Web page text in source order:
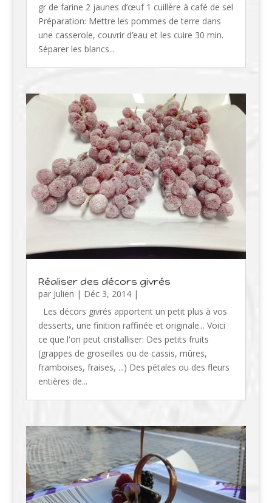
gr de farine 2 jaunes d’œuf 1 cuillère à café de sel
Préparation: Mettre les pommes de terre dans
une casserole, couvrir d’eau et les cuire 30 min.
Séparer les blancs...
Réaliser des décors givrés
par Julien | Déc 3, 2014|
Les décors givrés apportent un petit plus à vos
desserts, une finition raffinée et originale... Voici
ce que l'on peut cristalliser: Des petits fruits
(grappes de groseilles ou de cassis, mûres,
framboises, fraises, ...) Des pétales ou des fleurs
entières de...